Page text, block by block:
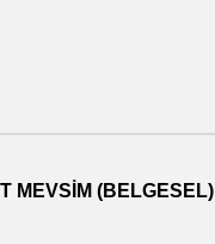
MEVSIM (BELGESEL)